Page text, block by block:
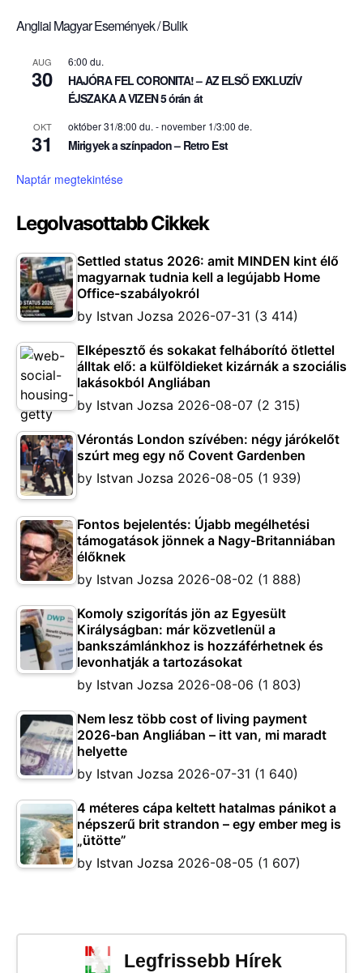
Angliai Magyar Események / Bulik
AUG
30
6:00 du.
HAJÓRA FEL CORONITA! – AZ ELSŐ EXKLUZÍV
ÉJSZAKA A VIZEN 5 órán át
OKT
31
október 31/8:00 du. -november 1/3:00 de.
Mirigyek a színpadon – Retro Est
Naptár megtekintése
Legolvasottabb Cikkek
Settled status 2026: amit MINDEN kint élő
magyarnak tudnia kell a legújabb Home
Office-szabályokról
by Istvan Jozsa 2026-07-31 (3 414)
Elképesztő és sokakat felháborító ötlettel
álltak elő: a külföldieket kizárnák a szociális
lakásokból Angliában
by Istvan Jozsa 2026-08-07 (2 315)
Vérontás London szívében: négy járókelőt
szúrt meg egy nő Covent Gardenben
by Istvan Jozsa 2026-08-05 (1 939)
Fontos bejelentés: Újabb megélhetési
támogatások jönnek a Nagy-Britanniában
élőknek
by Istvan Jozsa 2026-08-02 (1 888)
Komoly szigorítás jön az Egyesült
Királyságban: már közvetlenül a
bankszámlánkhoz is hozzáférhetnek és
levonhatják a tartozásokat
by Istvan Jozsa 2026-08-06 (1 803)
Nem lesz több cost of living payment
2026-ban Angliában – itt van, mi maradt
helyette
by Istvan Jozsa 2026-07-31 (1 640)
4 méteres cápa keltett hatalmas pánikot a
népszerű brit strandon – egy ember meg is
„ütötte”
by Istvan Jozsa 2026-08-05 (1 607)
Legfrissebb Hírek